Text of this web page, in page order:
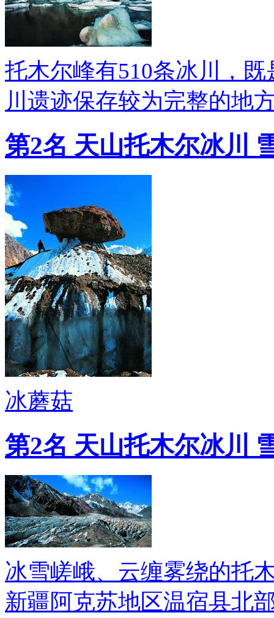
托木尔峰有510条冰川，
川遗迹保存较为完整的地
第2名 天山托木尔冰川
冰蘑菇
第2名 天山托木尔冰川
冰雪嵯峨、云缠雾绕的托
新疆阿克苏地区温宿县北